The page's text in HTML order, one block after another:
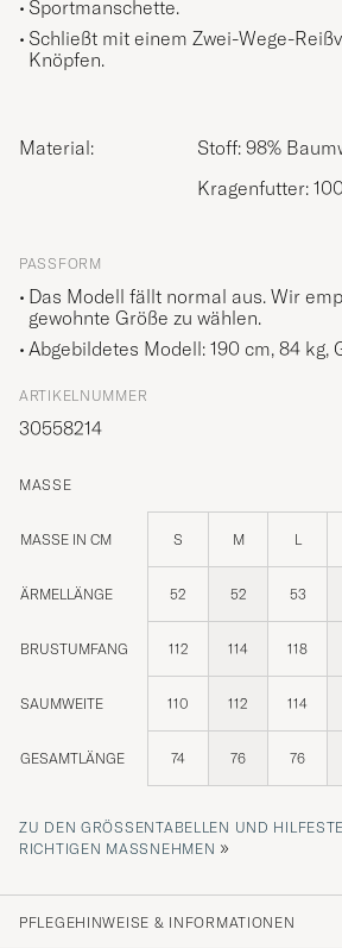
Sportmanschette.
Schließt mit einem Zwei-Wege-
Knöpfen.
Material:
Stoff: 98%
Kragenfutter:
PASSFORM
Das Modell fällt normal aus. Wir
gewohnte Größe zu wählen.
Abgebildetes Modell: 190 cm, 84 kg,
ARTIKELNUMMER
30558214
MASSE
MASSE IN CM S M L
ÄRMELLÄNGE 52 52 53
BRUSTUMFANG 112 114 118
SAUMWEITE 110 112 114
GESAMTLÄNGE 74 76 76
ZU DEN GRÖSSENTABELLEN UND
ICHTIGEN MASSNEHMEN
»
PFLEGEHINWEISE & INFORMATIONEN